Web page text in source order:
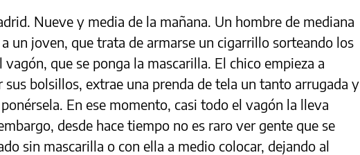
Nueve y media de la mañana. Un hombre de mediana
un joven, que trata de armarse un cigarrillo sorteando los
vagón, que se ponga la mascarilla. El chico empieza a
sus bolsillos, extrae una prenda de tela un tanto arrugada y
En ese momento, casi todo el vagón la lleva
desde hace tiempo no es raro ver gente que se
sin mascarilla o con ella a medio colocar, dejando al